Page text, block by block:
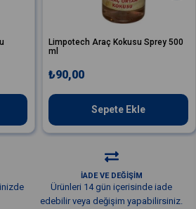
Limpotech Araç Kokusu Sprey 500
Sepete Ekle
Valet
İADE VE DEĞİŞİM
Ürünleri 14 gün içerisinde iade
edebilir veya değişim yapabilirsiniz.